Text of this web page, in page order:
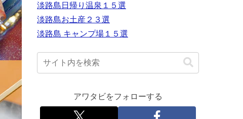
淡路島日帰り温泉１５選
淡路島お土産２３選
淡路島 キャンプ場１５選
アワタビをフォローする